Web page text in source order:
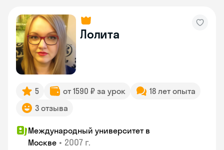
Лолита
5 от 1590 ₽ за урок
18 лет опыта
3 отзыва
Международный университет в
Москве • 2007 г.